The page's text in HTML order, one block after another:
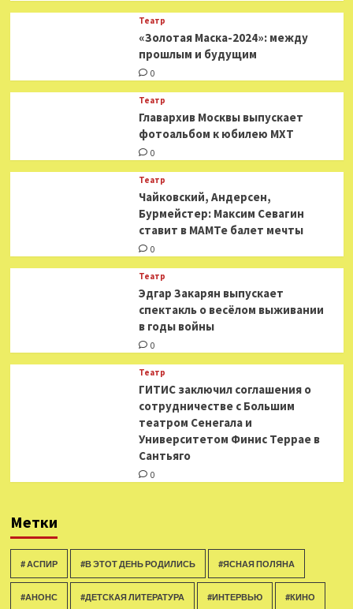
Театр
«Золотая Маска-2024»: между
прошлым и будущим
0
Театр
​​Главархив Москвы выпускает
фотоальбом к юбилею МХТ
0
Театр
​​Чайковский, Андерсен,
Бурмейстер: Максим Севагин
ставит в МАМТе балет мечты
0
Театр
Эдгар Закарян выпускает
спектакль о весёлом выживании
в годы войны
0
Театр
ГИТИС заключил соглашения о
сотрудничестве с Большим
театром Сенегала и
Университетом Финис Террае в
Сантьяго
0
Метки
# АСПИР #В ЭТОТ ДЕНЬ РОДИЛИСЬ #ЯСНАЯ ПОЛЯНА
#АНОНС #ДЕТСКАЯ ЛИТЕРАТУРА #ИНТЕРВЬЮ #КИНО